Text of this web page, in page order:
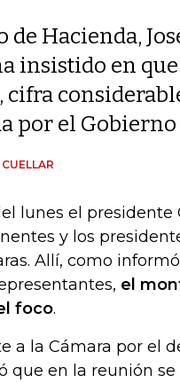
de Hacienda,
insistido en
cifra
por el Gobierno
lunes el presidente
y los
Allí, como
el
foco.
a la Cámara por el
que en la reunión